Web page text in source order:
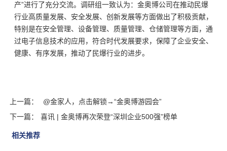
产”进行了充分交流。调研组一致认为：金奥博公司在推动民爆
行业高质量发展、安全发展、创新发展等方面做出了积极贡献，
特别是在安全管理、设备管理、质量管理、仓储管理等方面，通
过电子信息技术的应用，符合时代发展要求，保障了企业安全、
健康、有序发展，推动了民爆行业的进步。
上一篇：
@金家人，点击解锁→“金奥博游园会”
下一篇：
喜讯 | 金奥博再次荣登“深圳企业500强”榜单
相关推荐